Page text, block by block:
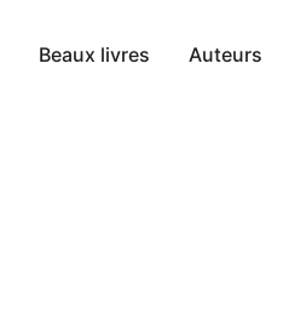
Beaux livres Auteurs